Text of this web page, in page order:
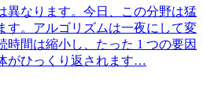
異なります。今日、この分野は猛
す。アルゴリズムは一夜にして変
時間は縮小し、たった 1 つの要因
がひっくり返されます…